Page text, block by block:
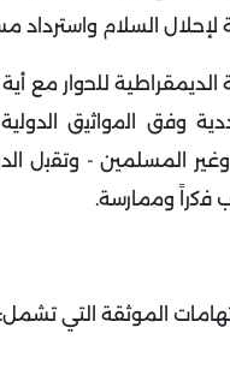
السلام واسترداد
ﻟﻠﺣوار ﻣﻊ
وﻓق اﻟﻣواﺛﯾق
المسلمين - وﺗﻘﺑل
ﻓﻛراً وﻣﻣﺎرﺳﺔ.
الموثقة التي تشمل: